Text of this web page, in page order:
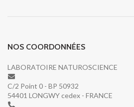
NOS COORDONNÉES
LABORATOIRE NATUROSCIENCE
C/2 Point 0 - BP 50932
54401 LONGWY cedex - FRANCE